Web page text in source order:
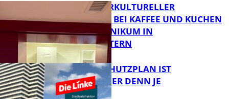
FB News
FB Gesundheit
NEUER INTERKULTURELLER
TREFFPUNKT BEI KAFFEE UND KUCHEN
IM PFALZKLINIKUM IN
KAISERSLAUTERN
EIN HITZESCHUTZPLAN IST
NOTWENDIGER DENN JE